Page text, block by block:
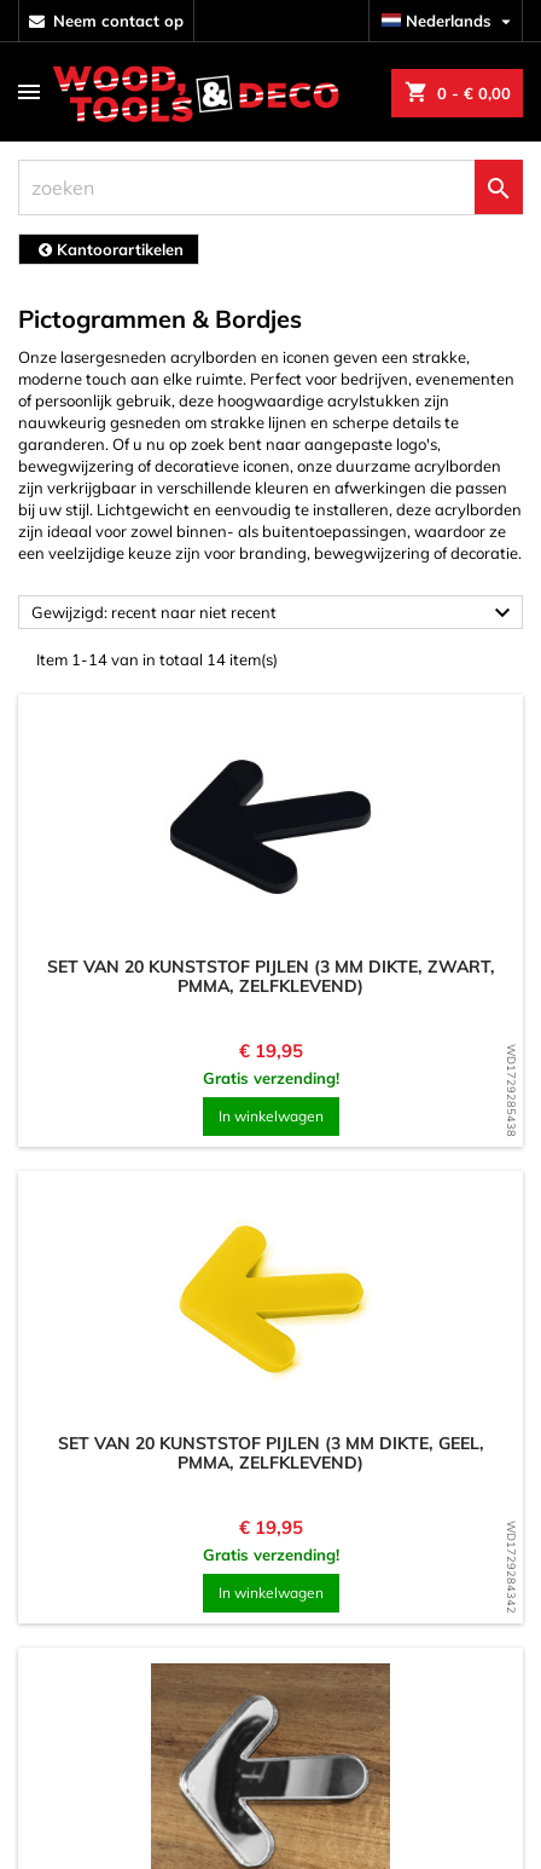
neem contact op Nederlands 
shopping_cart 0 - € 0,00

Kantoorartikelen
Pictogrammen & Bordjes
Onze lasergesneden acrylborden en iconen geven een strakke,
moderne touch aan elke ruimte. Perfect voor bedrijven, evenementen
of persoonlijk gebruik, deze hoogwaardige acrylstukken zijn
nauwkeurig gesneden om strakke lijnen en scherpe details te
garanderen. Of u nu op zoek bent naar aangepaste logo's,
bewegwijzering of decoratieve iconen, onze duurzame acrylborden
zijn verkrijgbaar in verschillende kleuren en afwerkingen die passen
bij uw stijl. Lichtgewicht en eenvoudig te installeren, deze acrylborden
zijn ideaal voor zowel binnen- als buitentoepassingen, waardoor ze
een veelzijdige keuze zijn voor branding, bewegwijzering of decoratie.
Gewijzigd: recent naar niet recent 
Item 1-14 van in totaal 14 item(s)
WD1729285438
SET VAN 20 KUNSTSTOF PIJLEN (3 MM DIKTE, ZWART,
PMMA, ZELFKLEVEND)
Prijs
€ 19,95
Gratis verzending!
In winkelwagen
WD1729284342
SET VAN 20 KUNSTSTOF PIJLEN (3 MM DIKTE, GEEL,
PMMA, ZELFKLEVEND)
Prijs
€ 19,95
Gratis verzending!
In winkelwagen